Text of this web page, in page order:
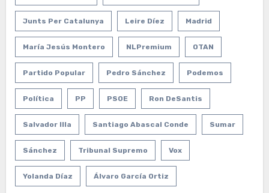
Junts Per Catalunya Leire Díez Madrid
María Jesús Montero NLPremium OTAN
Partido Popular Pedro Sánchez Podemos
Política PP PSOE Ron DeSantis
Salvador Illa Santiago Abascal Conde Sumar
Sánchez Tribunal Supremo Vox
Yolanda Díaz Álvaro García Ortiz